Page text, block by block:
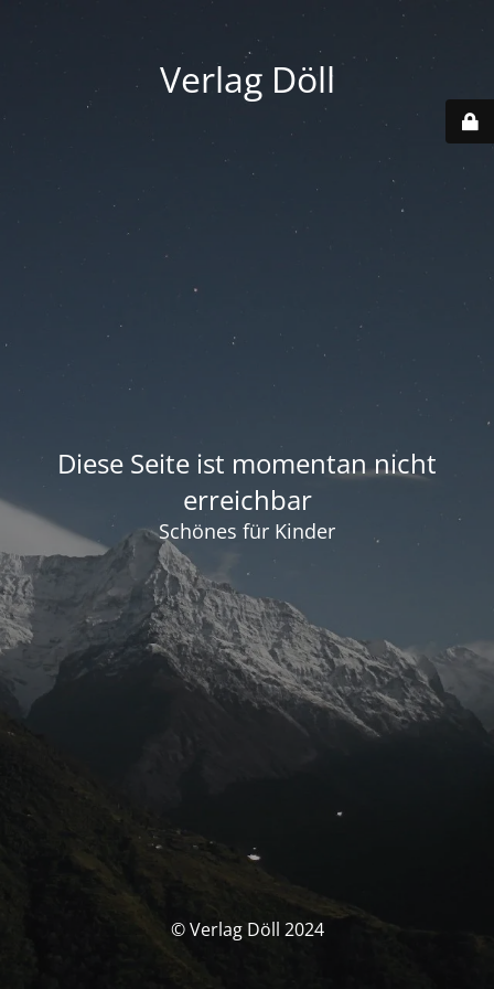
Verlag Döll
Diese Seite ist momentan nicht
erreichbar
Schönes für Kinder
© Verlag Döll 2024